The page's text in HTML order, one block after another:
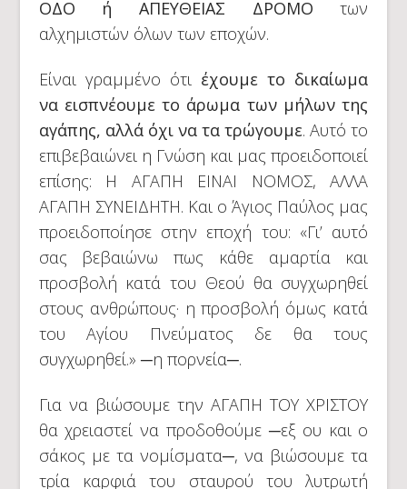
ΟΔΟ ή ΑΠΕΥΘΕΙΑΣ ΔΡΟΜΟ των
αλχημιστών όλων των εποχών.
Είναι γραμμένο ότι έχουμε το δικαίωμα
να εισπνέουμε το άρωμα των μήλων της
αγάπης, αλλά όχι να τα τρώγουμε. Αυτό το
επιβεβαιώνει η Γνώση και μας προειδοποιεί
επίσης: Η ΑΓΑΠΗ ΕΙΝΑΙ ΝΟΜΟΣ, ΑΛΛΑ
ΑΓΑΠΗ ΣΥΝΕΙΔΗΤΗ. Και ο Άγιος Παύλος μας
προειδοποίησε στην εποχή του: «Γι’ αυτό
σας βεβαιώνω πως κάθε αμαρτία και
προσβολή κατά του Θεού θα συγχωρηθεί
στους ανθρώπους· η προσβολή όμως κατά
του Αγίου Πνεύματος δε θα τους
συγχωρηθεί.» ─η πορνεία─.
Για να βιώσουμε την ΑΓΑΠΗ ΤΟΥ ΧΡΙΣΤΟΥ
θα χρειαστεί να προδοθούμε ─εξ ου και ο
σάκος με τα νομίσματα─, να βιώσουμε τα
τρία καρφιά του σταυρού του λυτρωτή